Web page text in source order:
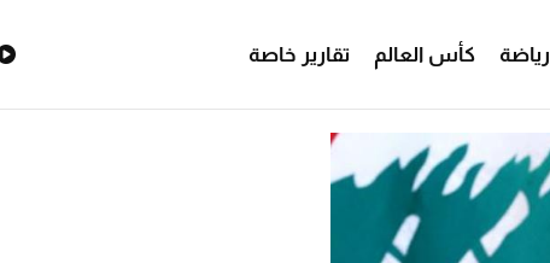
رياضة كأس العالم تقارير خاصة